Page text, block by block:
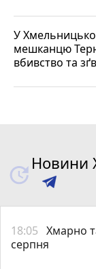
У
мешканцю
вбивство та
Новини
18:05 Хмарно
серпня